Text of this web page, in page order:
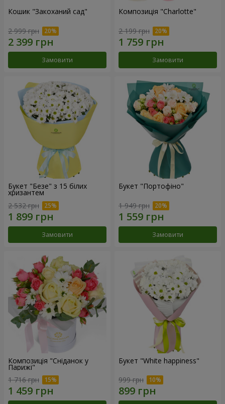
Кошик "Закоханий сад"
2 999 грн
Замовити
Композиція "Charlotte"
2 199 грн
Замовити
Букет "Безе" з 15 білих
хризантем
2 532 грн
Замовити
Букет "Портофіно"
1 949 грн
Замовити
Композиція "Сніданок у
Парижі"
1 716 грн
Букет "White happiness"
999 грн